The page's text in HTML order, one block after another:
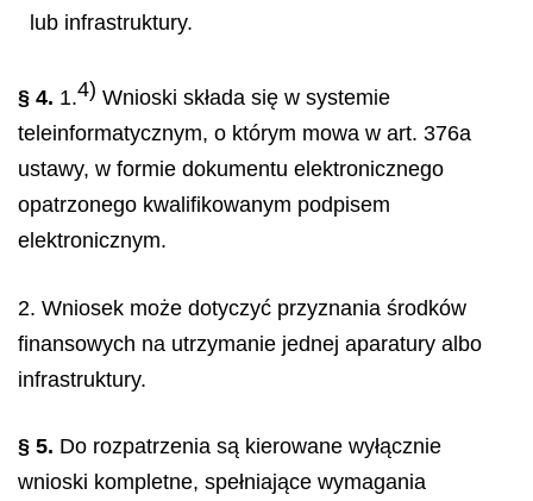
lub infrastruktury.
§ 4. 1.4) Wnioski składa się w systemie
teleinformatycznym, o którym mowa w art. 376a
ustawy, w formie dokumentu elektronicznego
opatrzonego kwalifikowanym podpisem
elektronicznym.
2. Wniosek może dotyczyć przyznania środków
finansowych na utrzymanie jednej aparatury albo
infrastruktury.
§ 5. Do rozpatrzenia są kierowane wyłącznie
wnioski kompletne, spełniające wymagania